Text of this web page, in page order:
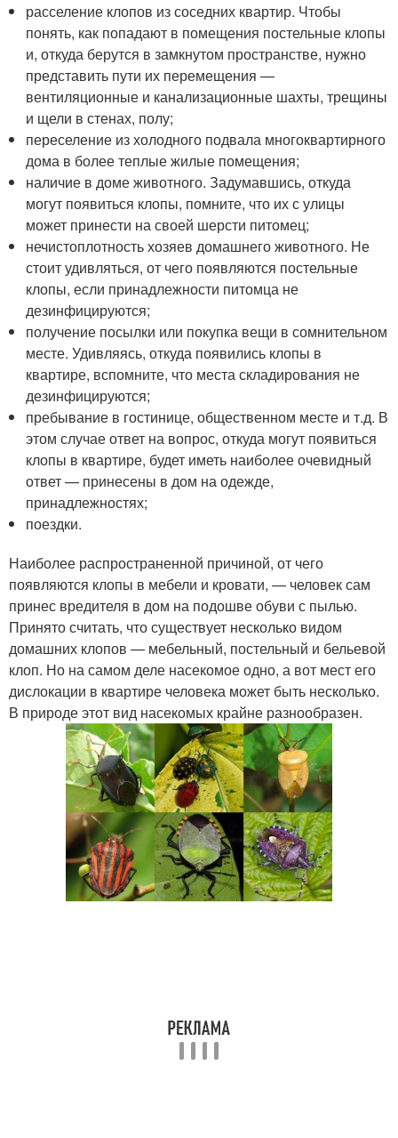
расселение клопов из соседних квартир. Чтобы
понять, как попадают в помещения постельные клопы
и, откуда берутся в замкнутом пространстве, нужно
представить пути их перемещения —
вентиляционные и канализационные шахты, трещины
и щели в стенах, полу;
переселение из холодного подвала многоквартирного
дома в более теплые жилые помещения;
наличие в доме животного. Задумавшись, откуда
могут появиться клопы, помните, что их с улицы
может принести на своей шерсти питомец;
нечистоплотность хозяев домашнего животного. Не
стоит удивляться, от чего появляются постельные
клопы, если принадлежности питомца не
дезинфицируются;
получение посылки или покупка вещи в сомнительном
месте. Удивляясь, откуда появились клопы в
квартире, вспомните, что места складирования не
дезинфицируются;
пребывание в гостинице, общественном месте и т.д. В
этом случае ответ на вопрос, откуда могут появиться
клопы в квартире, будет иметь наиболее очевидный
ответ — принесены в дом на одежде,
принадлежностях;
поездки.
Наиболее распространенной причиной, от чего
появляются клопы в мебели и кровати, — человек сам
принес вредителя в дом на подошве обуви с пылью.
Принято считать, что существует несколько видом
домашних клопов — мебельный, постельный и бельевой
клоп. Но на самом деле насекомое одно, а вот мест его
дислокации в квартире человека может быть несколько.
В природе этот вид насекомых крайне разнообразен.